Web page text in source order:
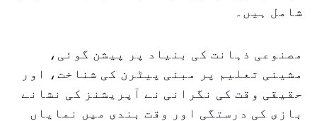
شامل ہیں۔
مصنوعی ذہانت کی بنیاد پر پیشن گوئی،
مشینی تعلیم پر مبنی پیٹرن کی شناخت، اور
حقیقی وقت کی نگرانی نے آپریشنز کی نشانے
بازی کی درستگی اور وقت بندی میں نمایاں